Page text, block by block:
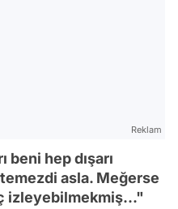
Reklam
beni hep dışarı
asla. Meğerse
izleyebilmekmiş..."